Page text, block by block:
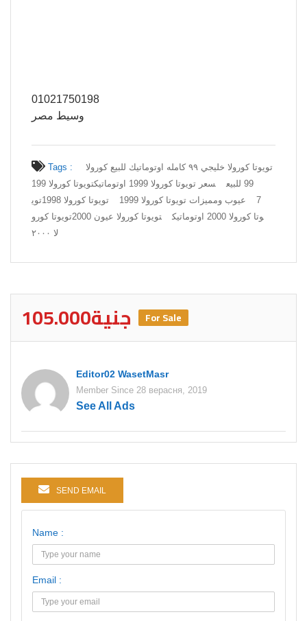
01021750198
وسيط مصر
Tags :
تويوتا كورولا خليجي ٩٩ كامله اوتوماتيك للبيع كورولا
99 للبيع
سعر تويوتا كورولا 1999 اوتوماتيك
تويوتا كورولا 199
7
عيوب ومميزات تويوتا كورولا 1999 تويوتا كورولا 1998
توي
وتا كورولا 2000 اوتوماتيك
تويوتا كورولا عيون 2000
تويوتا كورو
لا ٢٠٠٠
105.000جنية For Sale
Editor02 WasetMasr
Member Since 28 верасня, 2019
See All Ads
SEND EMAIL
Name :
Email :